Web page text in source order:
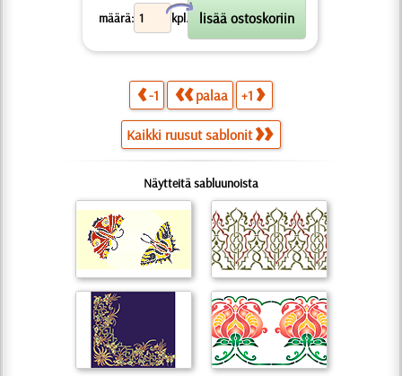
määrä: kpl.
X
-1 palaa +1
Kaikki ruusut sablonit
Näytteitä sabluunoista